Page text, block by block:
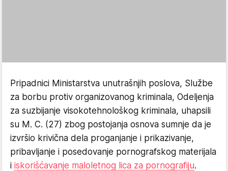
Pripadnici Ministarstva unutrašnjih poslova, Službe
za borbu protiv organizovanog kriminala, Odeljenja
za suzbijanje visokotehnološkog kriminala, uhapsili
su M. C. (27) zbog postojanja osnova sumnje da je
izvršio krivična dela proganjanje i prikazivanje,
pribavljanje i posedovanje pornografskog materijala
i iskorišćavanje maloletnog lica za pornografiju.